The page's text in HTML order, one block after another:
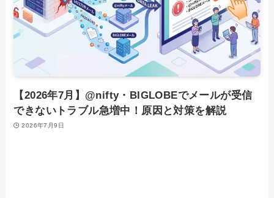
【2026年7月】@nifty・BIGLOBEでメールが受信
できないトラブル急増中！原因と対策を解説
2026年7月9日